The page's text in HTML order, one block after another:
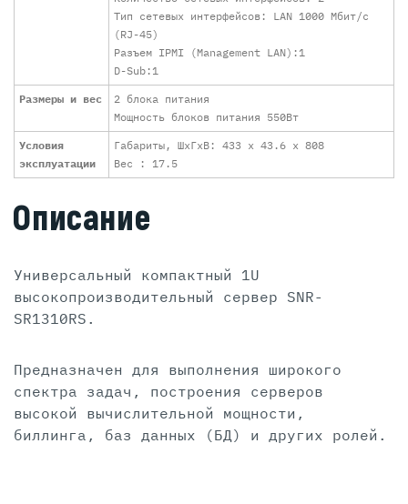
Тип сетевых интерфейсов: LAN 1000 Мбит/с
(RJ-45)
Разъем IPMI (Management LAN):1
D-Sub:1
Размеры и вес
2 блока питания
Мощность блоков питания 550Вт
Условия
эксплуатации
Габариты, ШхГхВ: 433 x 43.6 x 808
Вес : 17.5
Описание
Универсальный компактный 1U
высокопроизводительный сервер SNR-
SR1310RS.
Предназначен для выполнения широкого
спектра задач, построения серверов
высокой вычислительной мощности,
биллинга, баз данных (БД) и других ролей.